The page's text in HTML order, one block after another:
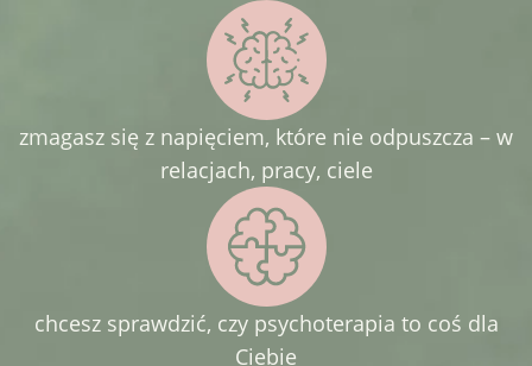
zmagasz się z napięciem, które nie odpuszcza – w
relacjach, pracy, ciele
chcesz sprawdzić, czy psychoterapia to coś dla
Ciebie